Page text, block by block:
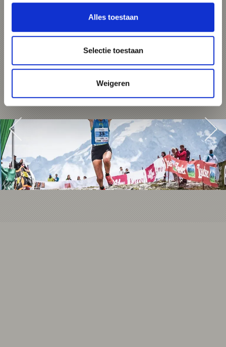
Alles toestaan
Selectie toestaan
Weigeren
Stelvio Trail Run
Stilfserjoch is het ultieme hardloopavontuur
langs de Stilfserjoch Panorama Pass Road tot
aan de Stilfserjoch, de op één na hoogste
bergpas van Europa.